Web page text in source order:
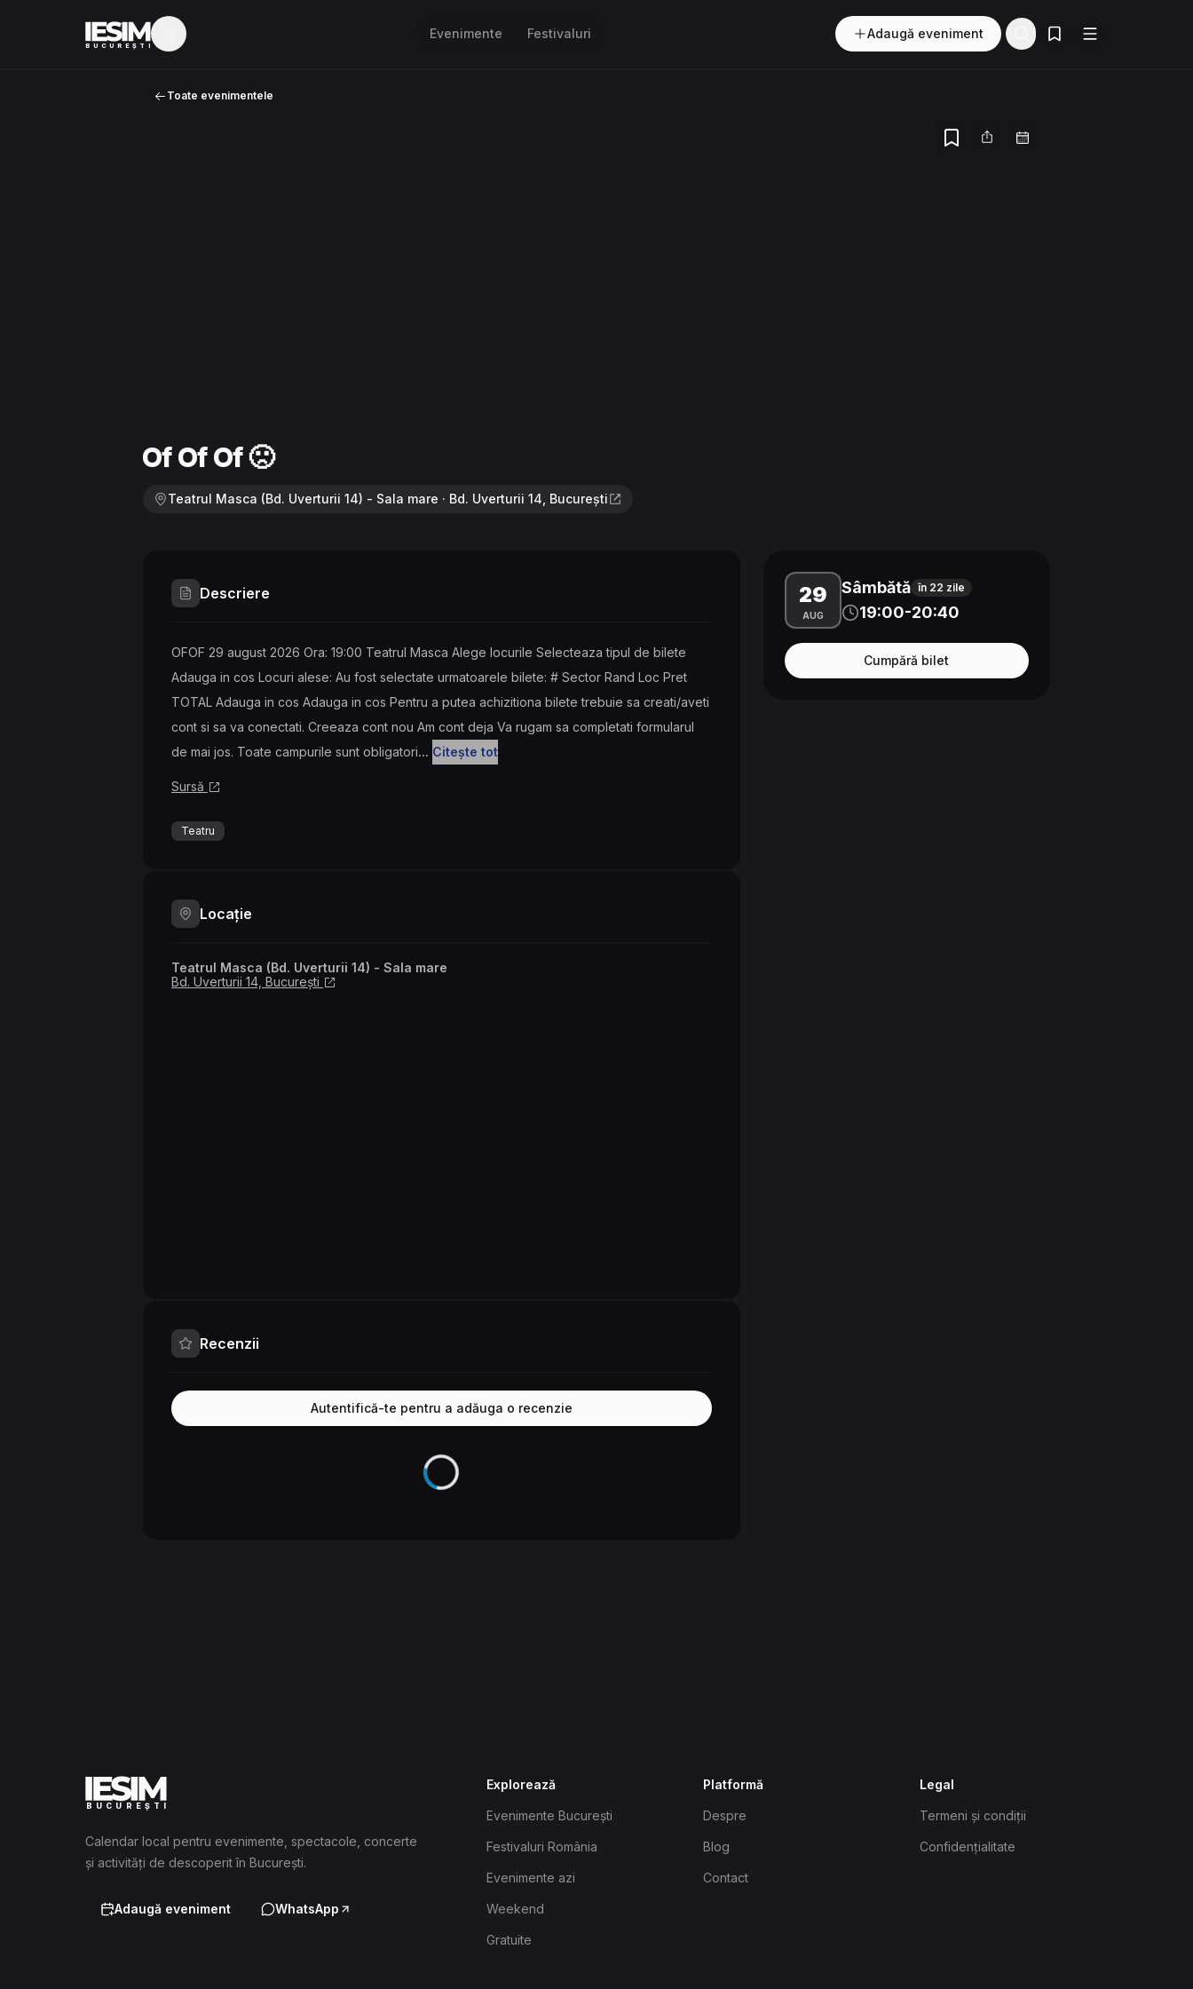
BUCUREȘTI Mod întunecat
Evenimente Festivaluri Adaugă eveniment
Evenimente salvate
Buton
Toate evenimentele
Of Of Of 🙁
Teatrul Masca (Bd. Uverturii 14) - Sala mare · Bd. Uverturii 14, București
Descriere
OFOF 29 august 2026 Ora: 19:00 Teatrul Masca Alege locurile Selecteaza tipul de bilete
Adauga in cos Locuri alese: Au fost selectate urmatoarele bilete: # Sector Rand Loc Pret
TOTAL Adauga in cos Adauga in cos Pentru a putea achizitiona bilete trebuie sa creati/aveti
cont si sa va conectati. Creeaza cont nou Am cont deja Va rugam sa completati formularul
de mai jos. Toate campurile sunt obligatori... Citește tot
Sursă
Teatru
Locație
Teatrul Masca (Bd. Uverturii 14) - Sala mare
Bd. Uverturii 14, București
Recenzii
Autentifică-te pentru a adăuga o recenzie
Se încarcă...
29
AUG
Sâmbătă în 22 zile
19:00-20:40
Cumpără bilet
BUCUREȘTI
Calendar local pentru evenimente, spectacole, concerte
și activități de descoperit în București.
Adaugă eveniment WhatsApp
Explorează
Evenimente București
Festivaluri România
Evenimente azi
Weekend
Gratuite
Platformă
Despre
Blog
Contact
Legal
Termeni și condiții
Confidențialitate